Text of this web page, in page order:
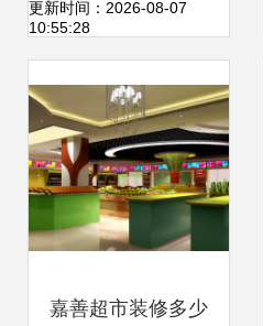
址、电话、报价与
更新时间：2026-08-07
10:55:28
嘉善超市装修多少